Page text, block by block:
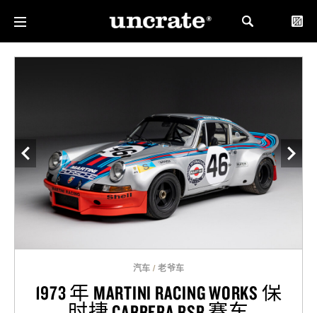
汽车 /老爷车
1973 年 MARTINI RACING WORKS 保